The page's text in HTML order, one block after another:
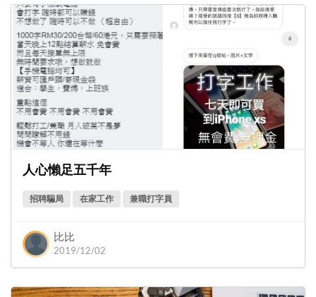
人心懶足五千年
招聘騙局 在家工作 兼職打字員
比比
2019/12/02